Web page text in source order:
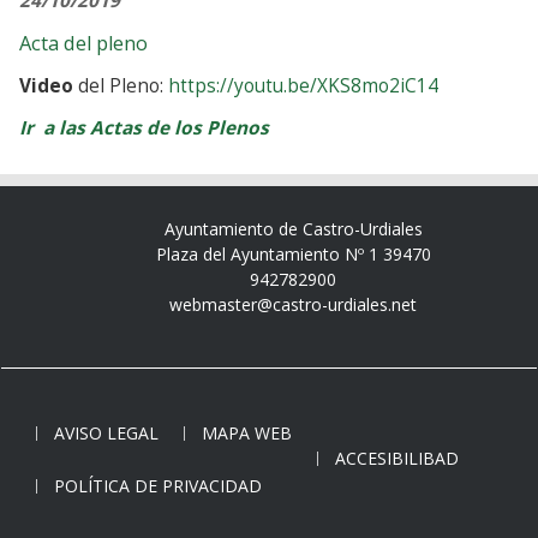
Acta del pleno
Video del Pleno: https://youtu.be/XKS8mo2iC14
Ir a las Actas de los Plenos
Ayuntamiento de Castro-Urdiales
Plaza del Ayuntamiento Nº 1 39470
942782900
webmaster@castro-urdiales.net
AVISO LEGAL
MAPA WEB
ACCESIBILIBAD
POLÍTICA DE PRIVACIDAD